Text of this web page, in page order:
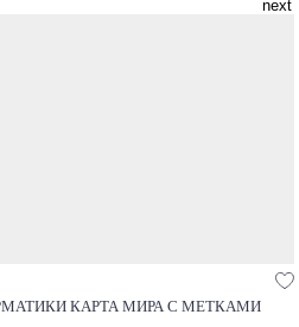
КАРТА МИРА С МЕТКАМИ